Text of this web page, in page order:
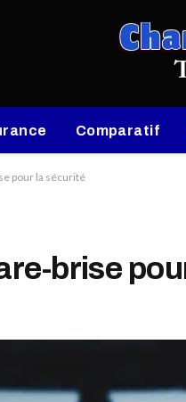
Comparatif
pour la sécurité
brise